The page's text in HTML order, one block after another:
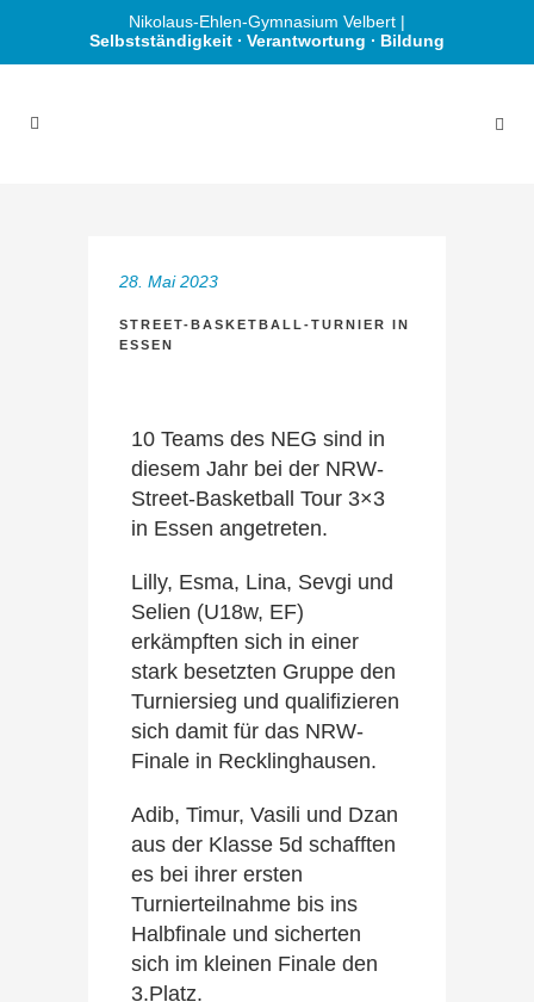
Nikolaus-Ehlen-Gymnasium Velbert |
Selbstständigkeit ∙ Verantwortung ∙ Bildung
28. Mai 2023
STREET-BASKETBALL-TURNIER IN
ESSEN
10 Teams des NEG sind in
diesem Jahr bei der NRW-
Street-Basketball Tour 3×3
in Essen angetreten.
Lilly, Esma, Lina, Sevgi und
Selien (U18w, EF)
erkämpften sich in einer
stark besetzten Gruppe den
Turniersieg und qualifizieren
sich damit für das NRW-
Finale in Recklinghausen.
Adib, Timur, Vasili und Dzan
aus der Klasse 5d schafften
es bei ihrer ersten
Turnierteilnahme bis ins
Halbfinale und sicherten
sich im kleinen Finale den
3.Platz.